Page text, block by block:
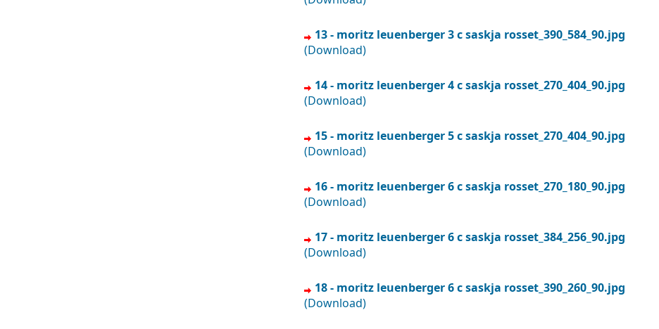
13 - moritz leuenberger 3 c saskja rosset_390_584_90.jpg
(Download)
14 - moritz leuenberger 4 c saskja rosset_270_404_90.jpg
(Download)
15 - moritz leuenberger 5 c saskja rosset_270_404_90.jpg
(Download)
16 - moritz leuenberger 6 c saskja rosset_270_180_90.jpg
(Download)
17 - moritz leuenberger 6 c saskja rosset_384_256_90.jpg
(Download)
18 - moritz leuenberger 6 c saskja rosset_390_260_90.jpg
(Download)